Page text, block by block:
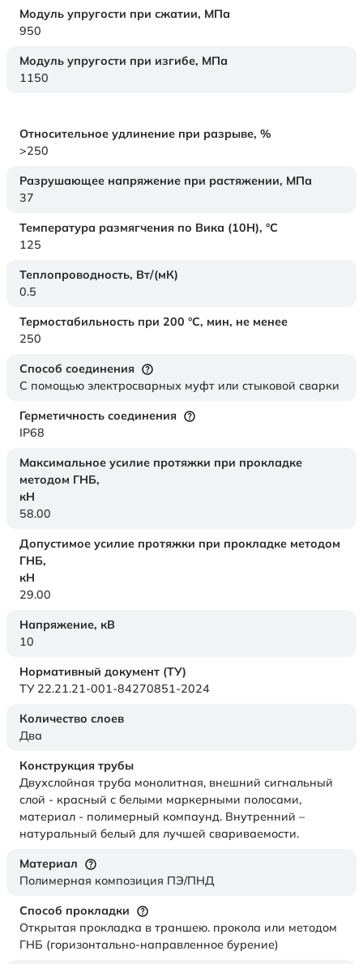
Модуль упругости при сжатии, МПа
950
Модуль упругости при изгибе, МПа
1150
Относительное удлинение при разрыве, %
>250
Разрушающее напряжение при растяжении, МПа
37
Температура размягчения по Вика (10Н), °C
125
Теплопроводность, Вт/(мК)
0.5
Термостабильность при 200 °С, мин, не менее
250
Способ соединения
С помощью электросварных муфт или стыковой сварки
Герметичность соединения
IP68
Максимальное усилие протяжки при прокладке
методом ГНБ,
кН
58.00
Допустимое усилие протяжки при прокладке методом
ГНБ,
кН
29.00
Напряжение, кВ
10
Нормативный документ (ТУ)
ТУ 22.21.21-001-84270851-2024
Количество слоев
Два
Конструкция трубы
Двухслойная труба монолитная, внешний сигнальный
слой - красный с белыми маркерными полосами,
материал - полимерный компаунд. Внутренний –
натуральный белый для лучшей свариваемости.
Материал
Полимерная композиция ПЭ/ПНД
Способ прокладки
Открытая прокладка в траншею. прокола или методом
ГНБ (горизонтально-направленное бурение)